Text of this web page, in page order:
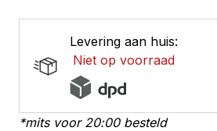
Levering aan huis:
Niet op voorraad
*mits voor 20:00 besteld